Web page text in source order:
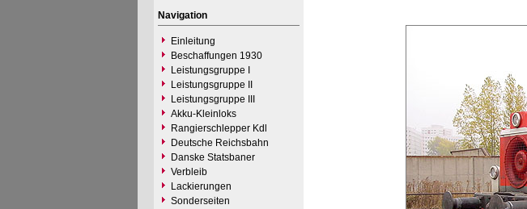
Navigation
Einleitung
Beschaffungen 1930
Leistungsgruppe I
Leistungsgruppe II
Leistungsgruppe III
Akku-Kleinloks
Rangierschlepper Kdl
Deutsche Reichsbahn
Danske Statsbaner
Verbleib
Lackierungen
Sonderseiten